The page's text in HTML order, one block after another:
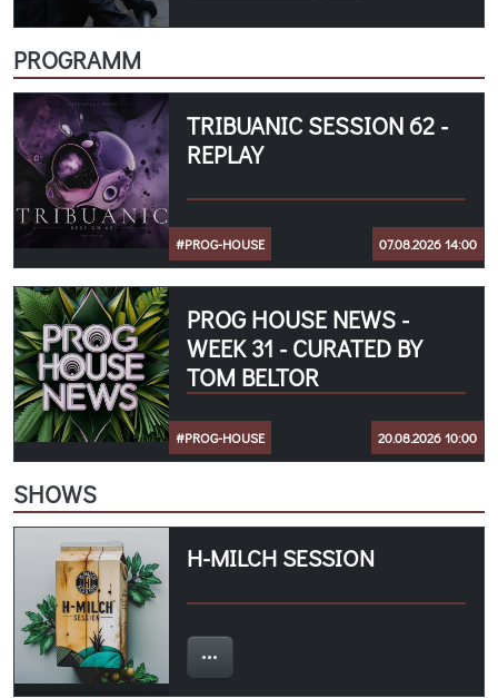
PROGRAMM
TRIBUANIC SESSION 62 -
REPLAY
#PROG-HOUSE 07.08.2026 14:00
PROG HOUSE NEWS -
WEEK 31 - CURATED BY
TOM BELTOR
#PROG-HOUSE 20.08.2026 10:00
SHOWS
H-MILCH SESSION